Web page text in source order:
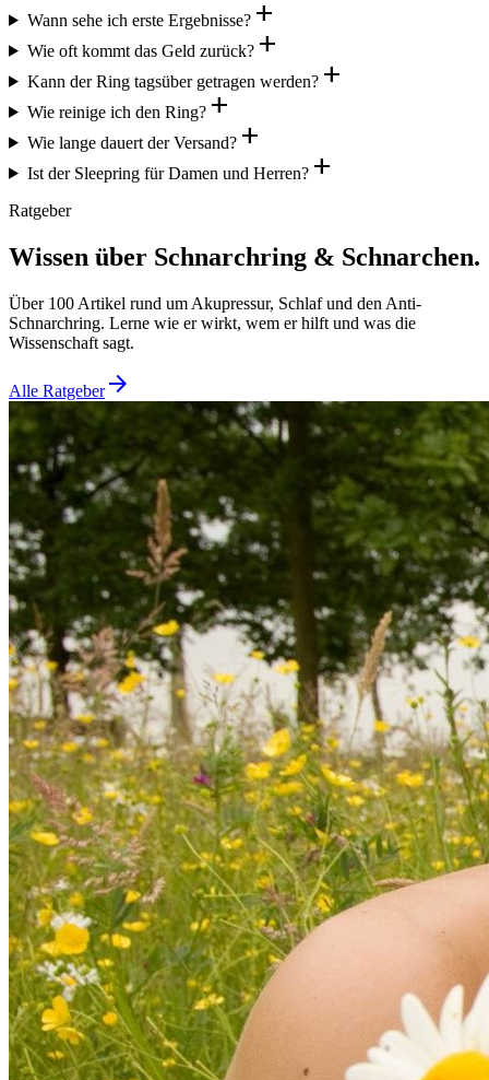
Wann sehe ich erste Ergebnisse?add
Wie oft kommt das Geld zurück?add
Kann der Ring tagsüber getragen werden?add
Wie reinige ich den Ring?add
Wie lange dauert der Versand?add
Ist der Sleepring für Damen und Herren?add
Ratgeber
Wissen über Schnarchring & Schnarchen.
Über 100 Artikel rund um Akupressur, Schlaf und den Anti-
Schnarchring. Lerne wie er wirkt, wem er hilft und was die
Wissenschaft sagt.
Alle Ratgeberarrow_forward